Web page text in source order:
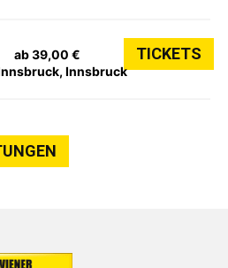
Innsbruck
ab 39,00 € TICKETS